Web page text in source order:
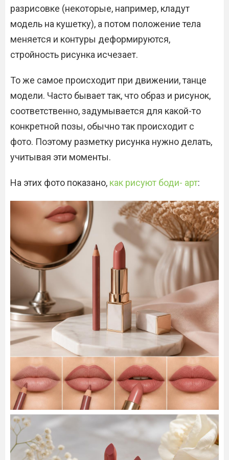
разрисовке (некоторые, например, кладут
модель на кушетку), а потом положение тела
меняется и контуры деформируются,
стройность рисунка исчезает.
То же самое происходит при движении, танце
модели. Часто бывает так, что образ и рисунок,
соответственно, задумывается для какой-то
конкретной позы, обычно так происходит с
фото. Поэтому разметку рисунка нужно делать,
учитывая эти моменты.
На этих фото показано, как рисуют боди- арт: